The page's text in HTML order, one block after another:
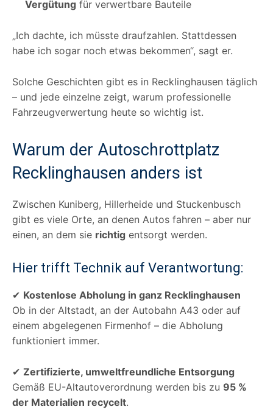
Vergütung für verwertbare Bauteile
„Ich dachte, ich müsste draufzahlen. Stattdessen
habe ich sogar noch etwas bekommen“, sagt er.
Solche Geschichten gibt es in Recklinghausen täglich
– und jede einzelne zeigt, warum professionelle
Fahrzeugverwertung heute so wichtig ist.
Warum der Autoschrottplatz
Recklinghausen anders ist
Zwischen Kuniberg, Hillerheide und Stuckenbusch
gibt es viele Orte, an denen Autos fahren – aber nur
einen, an dem sie richtig entsorgt werden.
Hier trifft Technik auf Verantwortung:
✔ Kostenlose Abholung in ganz Recklinghausen
Ob in der Altstadt, an der Autobahn A43 oder auf
einem abgelegenen Firmenhof – die Abholung
funktioniert immer.
✔ Zertifizierte, umweltfreundliche Entsorgung
Gemäß EU-Altautoverordnung werden bis zu 95 %
der Materialien recycelt.